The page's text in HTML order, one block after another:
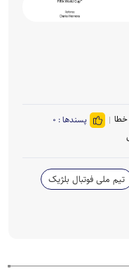
پسندها : ۰
تیم ملی فوتبال بلژیک